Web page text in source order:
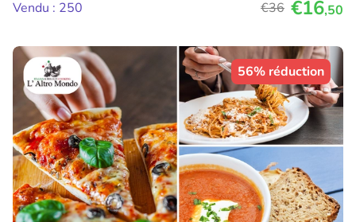
Vendu : 250
€36 €16,50
56% réduction